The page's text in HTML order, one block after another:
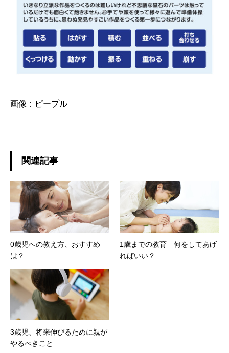
画像： ピープル
関連記事
0歳児への教え方、おすすめ
は？
1歳までの教育 何をしてあげ
ればいい？
3歳児、将来伸びるために親が
やるべきこと